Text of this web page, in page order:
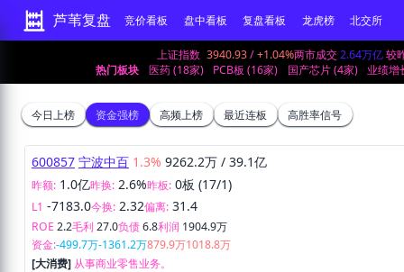
芦苇复盘 竞价看板 盘中看板 复盘看板 龙虎榜 北交所
上证指数 3940.93 /+1.04%两市成交2.64万亿 较
热门板块
医药 (18家) PCB板 (16家) 国产芯片 (4家) 业绩增
今日上榜 资金强榜 高频上榜 最近连板 高胜率信号
600857 宁波中百 1.3% 9262.2万 / 39.1亿
昨额: 1.0亿昨换: 2.6%昨板: 0板 (17/1)
L1 -7183.0今换: 2.32偏离: 31.4
ROE 2.2毛利 27.0负债6.8利润 1904.9万
资金:-499.7万-1361.2万879.9万1018.8万
[大消费] 从事商业零售业务。